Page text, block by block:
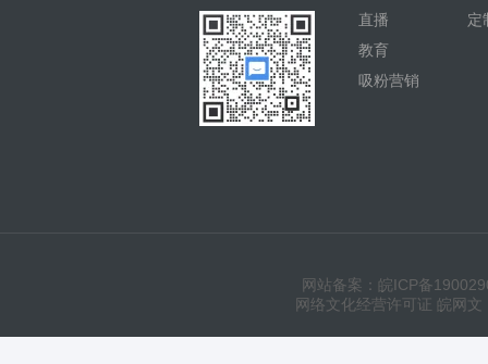
直播
教育
吸粉营销
定
网站备案：皖ICP备
网络文化经营许可证 皖网